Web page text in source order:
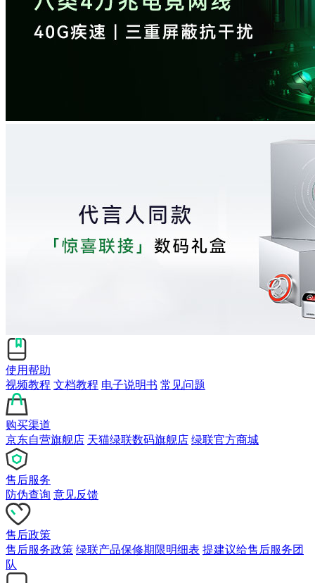
使用帮助
视频教程 文档教程 电子说明书 常见问题
购买渠道
京东自营旗舰店 天猫绿联数码旗舰店 绿联官方商城
售后服务
防伪查询 意见反馈
售后政策
售后服务政策 绿联产品保修期限明细表 提建议给售后服务团
队